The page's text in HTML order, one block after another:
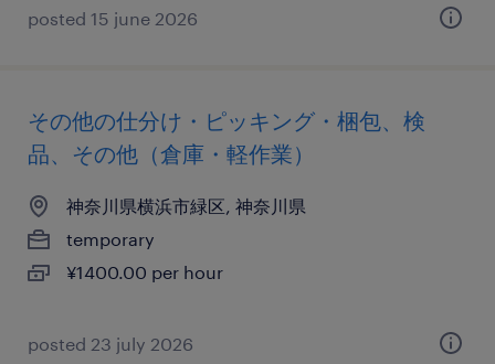
posted 15 june 2026
その他の仕分け・ピッキング・梱包、検
品、その他（倉庫・軽作業）
神奈川県横浜市緑区, 神奈川県
temporary
¥1400.00 per hour
posted 23 july 2026